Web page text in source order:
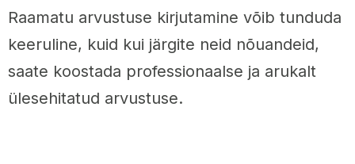
Raamatu arvustuse kirjutamine võib tunduda
keeruline, kuid kui järgite neid nõuandeid,
saate koostada professionaalse ja arukalt
ülesehitatud arvustuse.